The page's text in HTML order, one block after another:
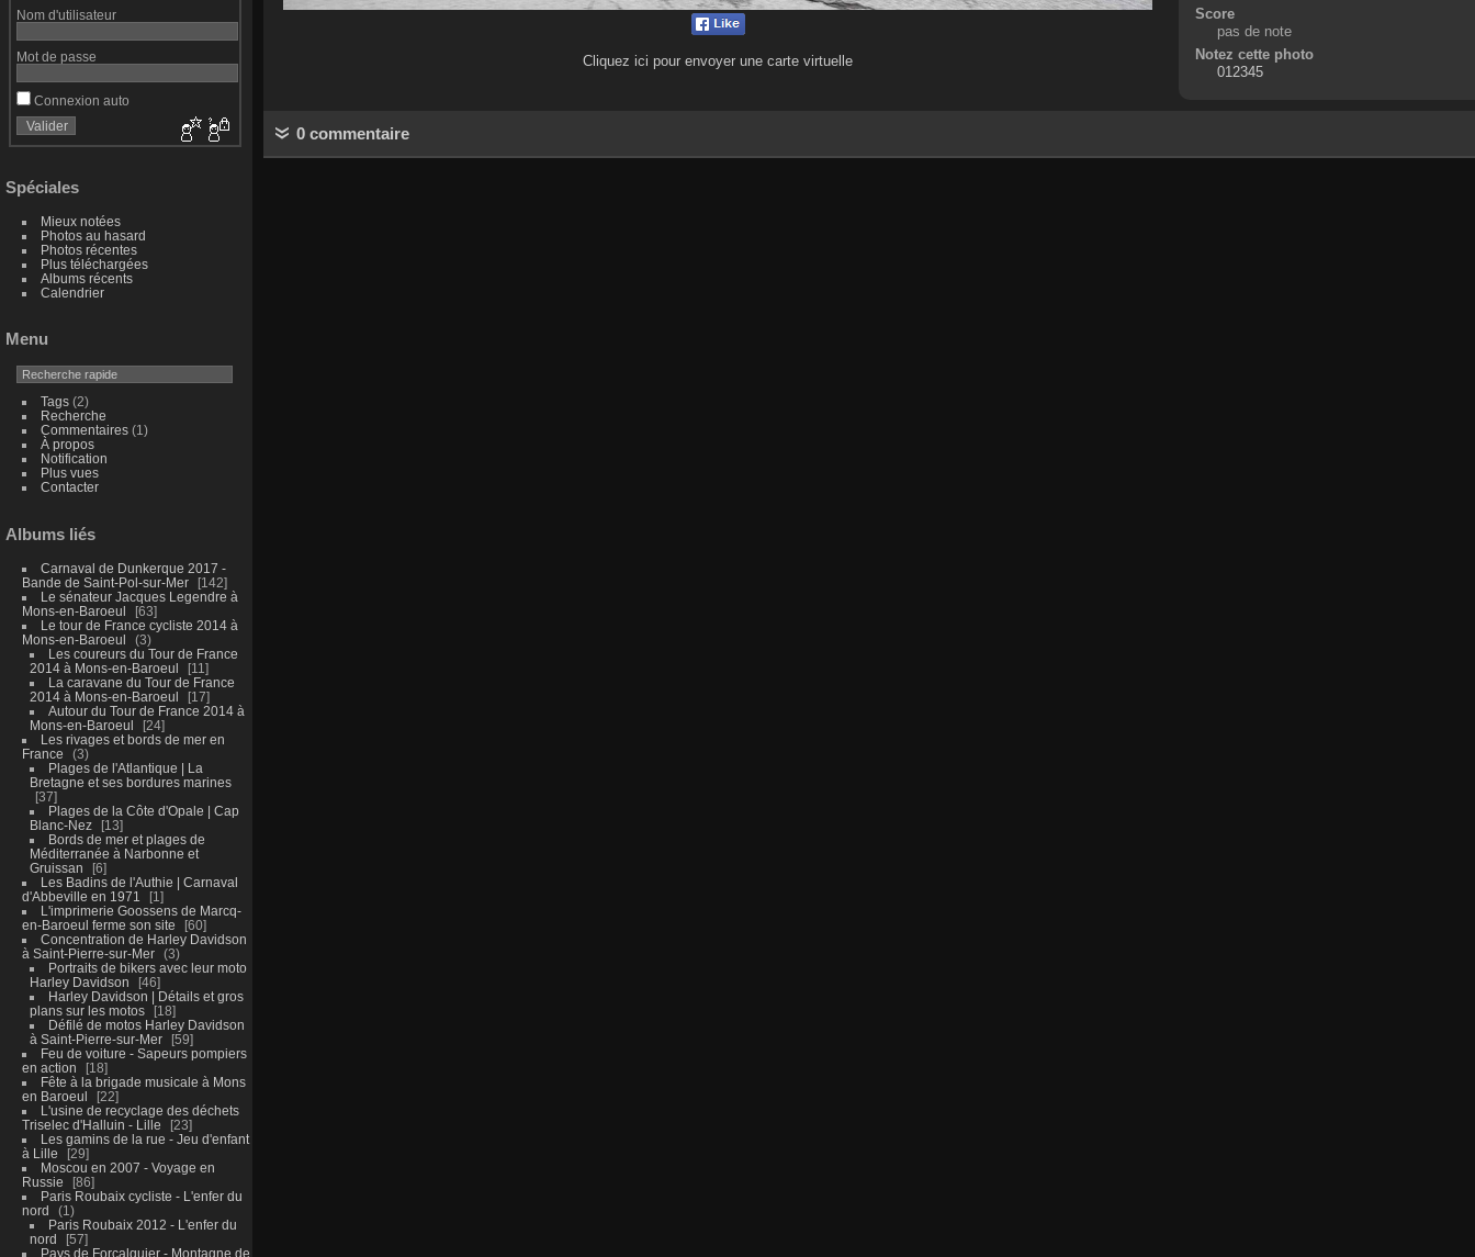
Nom d'utilisateur
Mot de passe
Connexion auto
Spéciales
Mieux notées
Photos au hasard
Photos récentes
Plus téléchargées
Albums récents
Calendrier
Menu
Tags(2)
Recherche
Commentaires(1)
À propos
Notification
Plus vues
Contacter
Albums liés
Carnaval de Dunkerque 2017 -
Bande de Saint-Pol-sur-Mer
142
Le sénateur Jacques Legendre à
Mons-en-Baroeul
63
Le tour de France cycliste 2014 à
Mons-en-Baroeul
3
Les coureurs du Tour de France
2014 à Mons-en-Baroeul
11
La caravane du Tour de France
2014 à Mons-en-Baroeul
17
Autour du Tour de France 2014 à
Mons-en-Baroeul
24
Les rivages et bords de mer en
France
3
Plages de l'Atlantique | La
Bretagne et ses bordures marines
37
Plages de la Côte d'Opale | Cap
Blanc-Nez
13
Bords de mer et plages de
Méditerranée à Narbonne et
Gruissan
6
Les Badins de l'Authie | Carnaval
d'Abbeville en 1971
1
L'imprimerie Goossens de Marcq-
en-Baroeul ferme son site
60
Concentration de Harley Davidson
à Saint-Pierre-sur-Mer
3
Portraits de bikers avec leur moto
Harley Davidson
46
Harley Davidson | Détails et gros
plans sur les motos
18
Défilé de motos Harley Davidson
à Saint-Pierre-sur-Mer
59
Feu de voiture - Sapeurs pompiers
en action
18
Fête à la brigade musicale à Mons
en Baroeul
22
L'usine de recyclage des déchets
Triselec d'Halluin - Lille
23
Les gamins de la rue - Jeu d'enfant
à Lille
29
Moscou en 2007 - Voyage en
Russie
86
Paris Roubaix cycliste - L'enfer du
nord
1
Paris Roubaix 2012 - L'enfer du
nord
57
Pays de Forcalquier - Montagne de
Cliquez ici pour envoyer une carte virtuelle
Score
pas de note
Notez cette photo
0 commentaire